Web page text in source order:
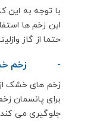
با توجه به این
این زخم ها
حتما از گاز
- زخم
زخم های خشک از
برای پانسمان
جلوگیری می